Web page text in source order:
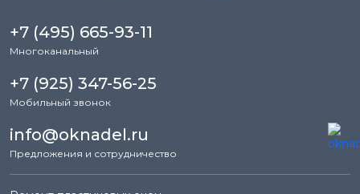
+7 (495) 665-93-11
Многоканальный
+7 (925) 347-56-25
Мобильный звонок
info@oknadel.ru
Предложения и сотрудничество